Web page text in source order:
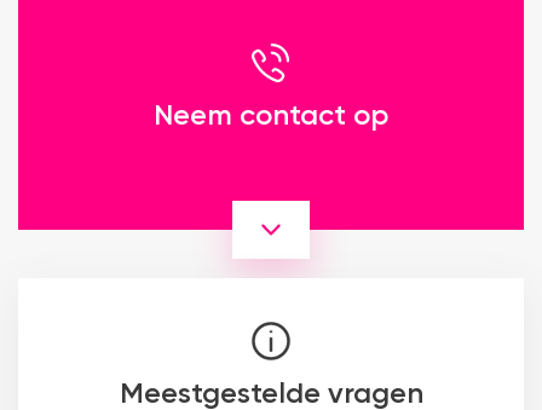
Neem contact op
Meestgestelde vragen